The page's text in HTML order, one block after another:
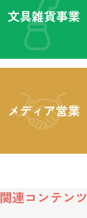
文具雑貨事業
メディア営業
関連コンテンツ